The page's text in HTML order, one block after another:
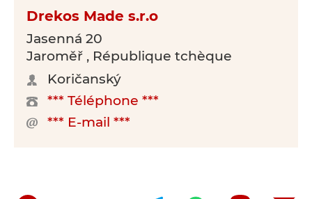
Drekos Made s.r.o
Jasenná 20
Jaroměř , République tchèque
Koričanský
*** Téléphone ***
*** E-mail ***